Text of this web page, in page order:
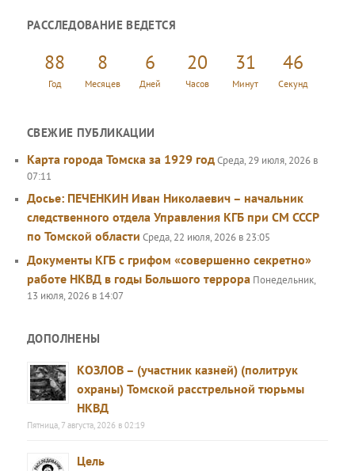
с
РАССЛЕДОВАНИЕ ВЕДЕТСЯ
88
Год
8
Месяцев
6
Дней
20
Часов
31
Минут
46
Секунд
СВЕЖИЕ ПУБЛИКАЦИИ
Карта города Томска за 1929 годСреда, 29 июля, 2026 в
07:11
Досье: ПЕЧЕНКИН Иван Николаевич – начальник
следственного отдела Управления КГБ при СМ СССР
по Томской области Среда, 22 июля, 2026 в 23:05
Документы КГБ с грифом «совершенно секретно»
работе НКВД в годы Большого террора Понедельник,
13 июля, 2026 в 14:07
ДОПОЛНЕНЫ
КОЗЛОВ – (участник казней) (политрук
охраны) Томской расстрельной тюрьмы
НКВД
Пятница, 7 августа, 2026 в 02:19
Цель